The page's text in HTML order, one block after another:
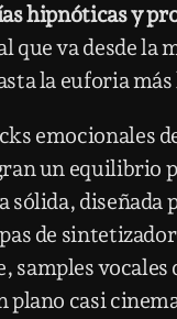
hipnóticas y
que va desde la
la euforia
emocionales
un equilibrio
sólida, diseñada
de
samples vocales
plano casi